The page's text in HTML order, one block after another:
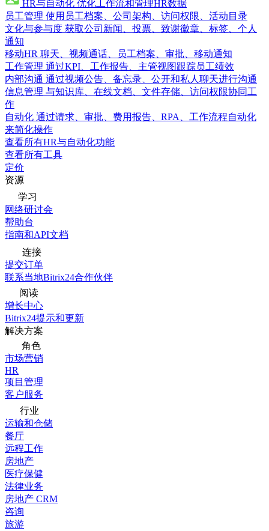
HR与自动化 优化工作流和管理HR数据
员工管理 使用员工档案、公司架构、访问权限、活动目录
文化与参与度 获取公司新闻、投票、致谢徽章、标签、个人
通知
移动HR 聊天、视频通话、员工档案、审批、移动通知
工作管理 通过KPI、工作报告、主管视图跟踪员工绩效
内部沟通 通过视频公告、备忘录、公开和私人聊天进行沟通
信息管理 与知识库、在线文档、文件存储、访问权限协同工
作
自动化 通过请求、审批、费用报告、RPA、工作流程自动化
来简化操作
查看所有HR与自动化功能
查看所有工具
定价
资源
学习
网络研讨会
帮助台
指南和API文档
连接
提交订单
联系当地Bitrix24合作伙伴
阅读
增长中心
Bitrix24提示和更新
解决方案
角色
市场营销
HR
项目管理
客户服务
行业
运输和仓储
餐厅
远程工作
房地产
医疗保健
法律业务
房地产 CRM
咨询
旅游